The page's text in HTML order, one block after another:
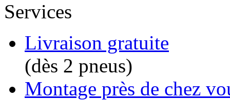
Services
Livraison gratuite
(dès 2 pneus)
Montage près de chez